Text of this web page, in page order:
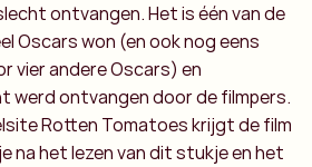
ontvangen. Het is één van de
Oscars won (en ook nog eens
vier andere Oscars) en
werd ontvangen door de filmpers.
Rotten Tomatoes krijgt de film
na het lezen van dit stukje en het